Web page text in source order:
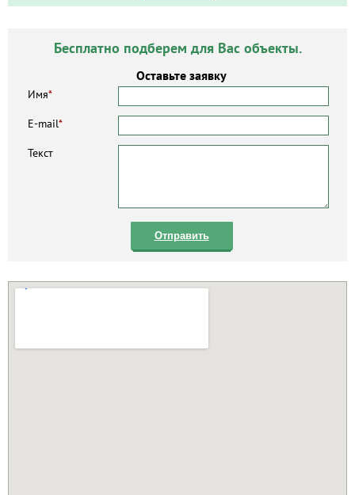
Бесплатно подберем для Вас объекты.
Оставьте заявку
Имя*
E-mail*
Текст
Отправить